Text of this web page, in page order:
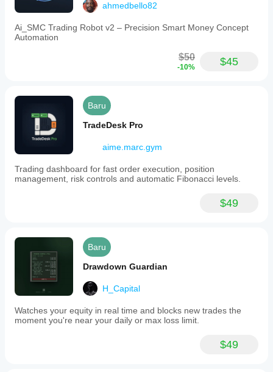
ahmedbello82
Ai_SMC Trading Robot v2 – Precision Smart Money Concept
Automation
$50
-10% $45
Baru
TradeDesk Pro
aime.marc.gym
Trading dashboard for fast order execution, position
management, risk controls and automatic Fibonacci levels.
$49
Baru
Drawdown Guardian
H_Capital
Watches your equity in real time and blocks new trades the
moment you're near your daily or max loss limit.
$49